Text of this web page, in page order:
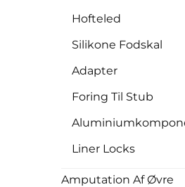
Hofteled
Silikone Fodskal
Adapter
Foring Til Stub
Liner Locks
Amputation Af Øvre